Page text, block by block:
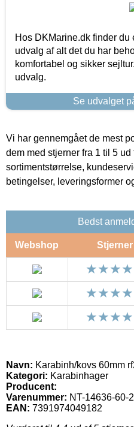
Hos DKMarine.dk finder du
udvalg af alt det du har
komfortabel og sikker
udvalg.
Se udvalget
Vi har gennemgået de mest
dem med stjerner fra 1 til 5
sortimentstørrelse,
betingelser, leveringsformer
Bedst
Webshop Stjerner
Navn: Karabinh/kovs 60mm
Kategori: Karabinhager
Producent:
Varenummer: NT-14636-60-2
EAN: 7391974049182